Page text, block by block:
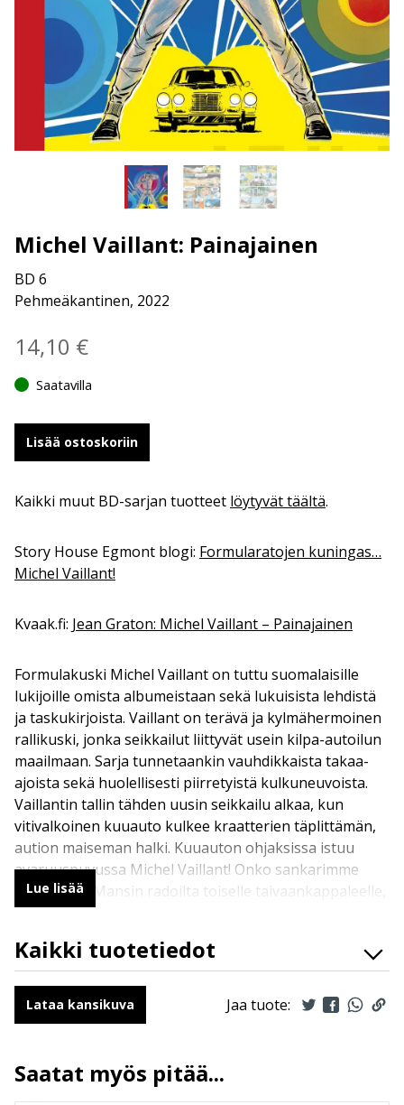
Michel Vaillant: Painajainen
BD 6
Pehmeäkantinen, 2022
14,10 €
Saatavilla
Lisää ostoskoriin
Kaikki muut BD-sarjan tuotteet löytyvät täältä.
Story House Egmont blogi: Formularatojen kuningas…
Michel Vaillant!
Kvaak.fi: Jean Graton: Michel Vaillant – Painajainen
Formulakuski Michel Vaillant on tuttu suomalaisille
lukijoille omista albumeistaan sekä lukuisista lehdistä
ja taskukirjoista. Vaillant on terävä ja kylmähermoinen
rallikuski, jonka seikkailut liittyvät usein kilpa-autoilun
maailmaan. Sarja tunnetaankin vauhdikkaista takaa-
ajoista sekä huolellisesti piirretyistä kulkuneuvoista.
Vaillantin tallin tähden uusin seikkailu alkaa, kun
vitivalkoinen kuuauto kulkee kraatterien täplittämän,
aution maiseman halki. Kuuauton ohjaksissa istuu
avaruuspuvussa Michel Vaillant! Onko sankarimme
siirtynyt Le Mansin radoilta toiselle taivaankappaleelle,
vai onko kyseessä vain painajainen? Tästä alkaa huikea
ja teollisuusvakoilun pyörteisiin.
Lue lisää
Kaikki tuotetiedot
ISBN
9789523344464
Kirjoittajat
Jean Graton
Kääntäjät
ALV
13.5 %
Lataa kansikuva Jaa tuote:
Saatat myös pitää...